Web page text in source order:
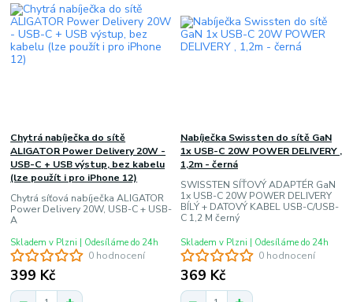
0 hodnocení
Chytrá nabíječka do sítě
ALIGATOR Power Delivery 20W -
USB-C + USB výstup, bez kabelu
(lze použít i pro iPhone 12)
Chytrá síťová nabíječka ALIGATOR
Power Delivery 20W, USB-C + USB-
A
399 Kč
Skladem v Plzni | Odesíláme do 24h
0 hodnocení
Nabíječka Swissten do sítě GaN
1x USB-C 20W POWER DELIVERY ,
1,2m - černá
SWISSTEN SÍŤOVÝ ADAPTÉR GaN
1x USB-C 20W POWER DELIVERY
BÍLÝ + DATOVÝ KABEL USB-C/USB-
C 1,2 M černý
369 Kč
Skladem v Plzni | Odesíláme do 24h